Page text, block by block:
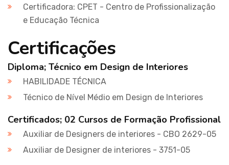
Certificadora: CPET - Centro de Profissionalização
e Educação Técnica
Certificações
Diploma; Técnico em Design de Interiores
HABILIDADE TÉCNICA
Técnico de Nível Médio em Design de Interiores
Certificados; 02 Cursos de Formação Profissional
Auxiliar de Designers de interiores - CBO 2629-05
Auxiliar de Designer de interiores - 3751-05